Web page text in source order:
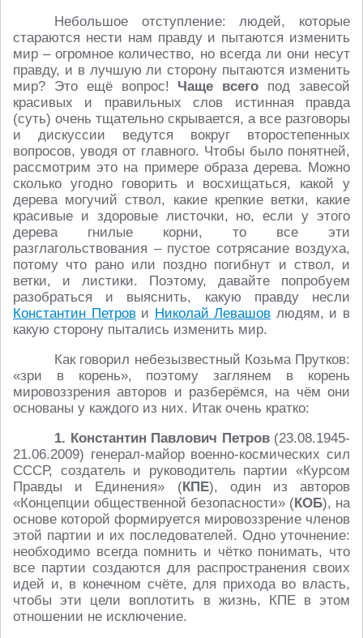
Небольшое отступление: людей, которые
стараются нести нам правду и пытаются изменить
мир – огромное количество, но всегда ли они несут
правду, и в лучшую ли сторону пытаются изменить
мир? Это ещё вопрос! Чаще всего под завесой
красивых и правильных слов истинная правда
(суть) очень тщательно скрывается, а все разговоры
и дискуссии ведутся вокруг второстепенных
вопросов, уводя от главного. Чтобы было понятней,
рассмотрим это на примере образа дерева. Можно
сколько угодно говорить и восхищаться, какой у
дерева могучий ствол, какие крепкие ветки, какие
красивые и здоровые листочки, но, если у этого
дерева гнилые корни, то все эти
разглагольствования – пустое сотрясание воздуха,
потому что рано или поздно погибнут и ствол, и
ветки, и листики. Поэтому, давайте попробуем
разобраться и выяснить, какую правду несли
Константин Петрови Николай Левашов людям, и в
какую сторону пытались изменить мир.
Как говорил небезызвестный Козьма Прутков:
«зри в корень», поэтому заглянем в корень
мировоззрения авторов и разберёмся, на чём они
основаны у каждого из них. Итак очень кратко:
1. Константин Павлович Петров(23.08.1945-
21.06.2009) генерал-майор военно-космических сил
СССР, создатель и руководитель партии «Курсом
Правды и Единения» (КПЕ), один из авторов
«Концепции общественной безопасности» (КОБ), на
основе которой формируется мировоззрение членов
этой партии и их последователей. Одно уточнение:
необходимо всегда помнить и чётко понимать, что
все партии создаются для распространения своих
идей и, в конечном счёте, для прихода во власть,
чтобы эти цели воплотить в жизнь, КПЕ в этом
отношении не исключение.